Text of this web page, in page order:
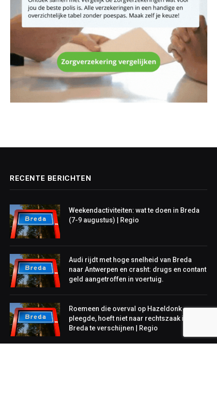
RECENTE BERICHTEN
Weekendactiviteiten: wat te doen in Breda
(7-9 augustus) | Regio
Audi rijdt met hoge snelheid van Breda
naar Antwerpen en crasht: drugs en contant
geld aangetroffen in voertuig.
Roemeen die overval op Hazeldonk
pleegde, hoeft niet naar rechtszaak in
Breda te verschijnen | Regio